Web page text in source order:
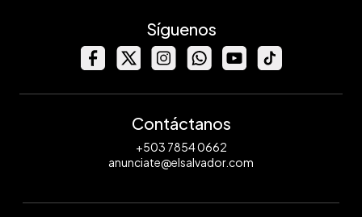
Síguenos
Contáctanos
+503 7854 0662
anunciate@elsalvador.com